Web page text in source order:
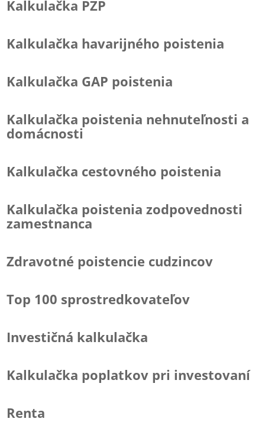
Kalkulačka PZP
Kalkulačka havarijného poistenia
Kalkulačka GAP poistenia
Kalkulačka poistenia nehnuteľnosti a
domácnosti
Kalkulačka cestovného poistenia
Kalkulačka poistenia zodpovednosti
zamestnanca
Zdravotné poistencie cudzincov
Top 100 sprostredkovateľov
Investičná kalkulačka
Kalkulačka poplatkov pri investovaní
Renta